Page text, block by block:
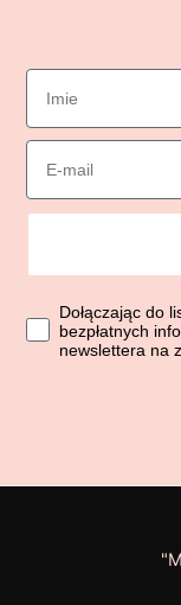
imie
Email
Dołączając do
Dołączając do
bezpłatnych
newslettera na